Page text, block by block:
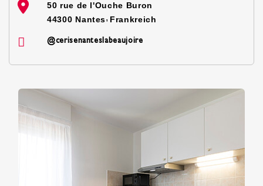
50 rue de l'Ouche Buron
44300 Nantes, Frankreich
@cerisenanteslabeaujoire